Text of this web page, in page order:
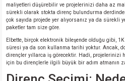
maliyetleri düşürebilir ve projelerinizi daha az
sürekli olarak stokta direnç bulundurma
çok sayıda projede yer alıyorsanız ya da sürekli
paketler tam size göre.
Elbette, birçok elektronik bileşende olduğu gibi,
süresi ya da son kullanma tarihi yoktur. Ancak,
dirençler yıllarca iş görecektir. Hadi, projelerinizi
için bu dirençlerle ilgili büyük bir adım atmanın